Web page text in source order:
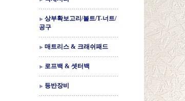
상부확보고리/볼트/T-너트/
공구
매트리스 & 크래쉬패드
로프백 & 셋터백
등반장비